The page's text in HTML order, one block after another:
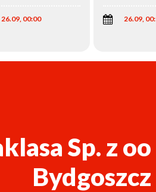
26.09, 00:00 26.09,
Sp. z oo
Bydgoszcz